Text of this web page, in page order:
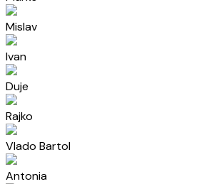
Mislav
Ivan
Duje
Rajko
Vlado Bartol
Antonia